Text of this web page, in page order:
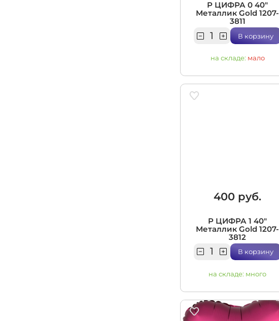
Р ЦИФРА 0 40"
Металлик Gold 1207-
3811
В корзину
на складе: мало
400 руб.
Р ЦИФРА 1 40"
Металлик Gold 1207-
3812
В корзину
на складе: много